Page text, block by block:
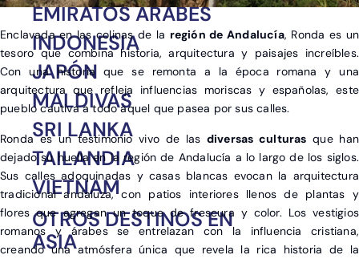
EMIRATOS ÁRABES
INDONESIA
JAPÓN
MALDIVAS
SRI LANKA
TAILANDIA
VIETNAM
OTROS DESTINOS EN
ASIA
Enclavada en las colinas de la región de Andalucía, Ronda es un
tesoro que combina historia, arquitectura y paisajes increíbles.
Con una historia que se remonta a la época romana y una
arquitectura que refleja influencias moriscas y españolas, este
pueblo cautiva a todo aquel que pasea por sus calles.
Ronda es un testimonio vivo de las diversas culturas que han
dejado su huella en la región de Andalucía a lo largo de los siglos.
Sus calles adoquinadas y casas blancas evocan la arquitectura
tradicional andaluza, con patios interiores llenos de plantas y
flores que agregan un toque de frescura y color. Los vestigios
romanos y árabes se entrelazan con la influencia cristiana,
creando una atmósfera única que revela la rica historia de la